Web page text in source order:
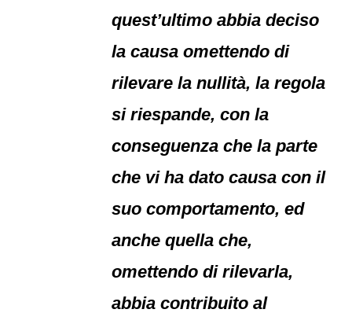
quest’ultimo abbia deciso
la causa omettendo di
rilevare la nullità, la regola
si riespande, con la
conseguenza che la parte
che vi ha dato causa con il
suo comportamento, ed
anche quella che,
omettendo di rilevarla,
abbia contribuito al